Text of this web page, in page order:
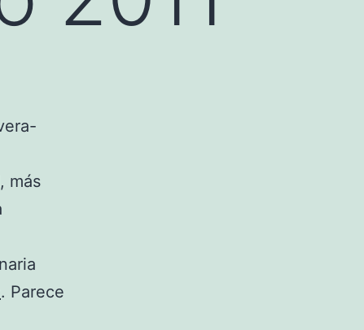
más
. Parece